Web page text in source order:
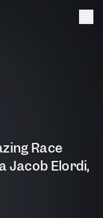
Race
Jacob Elordi,